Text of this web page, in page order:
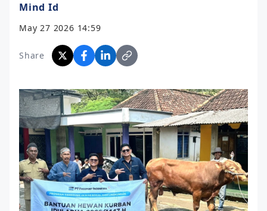
Mind Id
May 27 2026 14:59
Share